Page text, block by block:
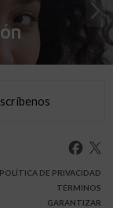
POLÍTICA DE PRIVACIDAD
TÉRMINOS
GARANTIZAR